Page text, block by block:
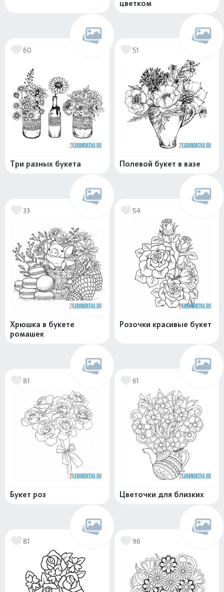
цветком
60
Три разных букета
51
Полевой букет в вазе
33
Хрюшка в букете
ромашек
54
Розочки красивые букет
81
Букет роз
61
Цветочки для близких
81 96